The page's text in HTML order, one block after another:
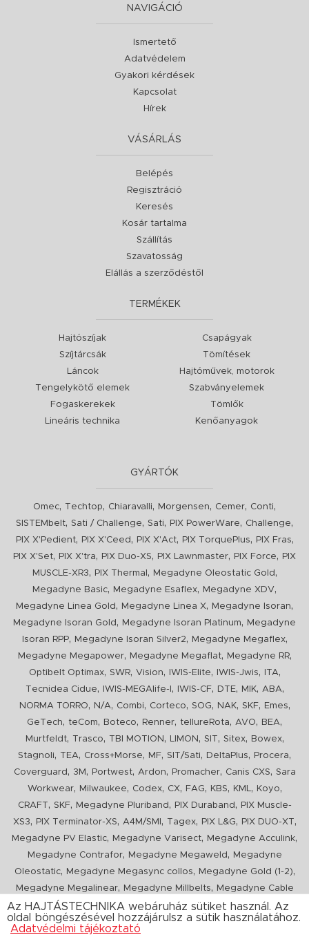
NAVIGÁCIÓ
Ismertető
Adatvédelem
Gyakori kérdések
Kapcsolat
Hírek
VÁSÁRLÁS
Belépés
Regisztráció
Keresés
Kosár tartalma
Szállítás
Szavatosság
Elállás a szerződéstől
TERMÉKEK
Hajtószíjak
Szíjtárcsák
Láncok
Tengelykötő elemek
Fogaskerekek
Lineáris technika
Csapágyak
Tömítések
Hajtóművek, motorok
Szabványelemek
Tömlők
Kenőanyagok
GYÁRTÓK
Omec, Techtop, Chiaravalli, Morgensen, Cemer, Conti,
SISTEMbelt, Sati / Challenge, Sati, PIX PowerWare, Challenge,
PIX X'Pedient, PIX X'Ceed , PIX X'Act, PIX TorquePlus, PIX Fras,
PIX X'Set, PIX X'tra, PIX Duo-XS, PIX Lawnmaster, PIX Force,
PIX
MUSCLE-XR3, PIX Thermal , Megadyne Oleostatic Gold ,
Megadyne Basic, Megadyne Esaflex, Megadyne XDV,
Megadyne Linea Gold , Megadyne Linea X, Megadyne Isoran,
Megadyne Isoran Gold , Megadyne Isoran Platinum,
Megadyne
Isoran RPP, Megadyne Isoran Silver2, Megadyne Megaflex,
Megadyne Megapower, Megadyne Megaflat, Megadyne RR,
Optibelt Optimax, SWR, Vision, IWIS-Elite, IWIS-Jwis, ITA,
Tecnidea Cidue, IWIS-MEGAlife-I , IWIS-CF, DTE, MIK, ABA,
NORMA TORRO, N/A, Combi, Corteco, SOG, NAK, SKF, Emes,
GeTech, teCom, Boteco, Renner, tellureRota, AVO, BEA,
Murtfeldt, Trasco, TBI MOTION , LIMON , SIT, Sitex, Bowex,
Stagnoli, TEA, Cross+Morse, MF, SIT/Sati, DeltaPlus, Procera,
Coverguard , 3M , Portwest, Ardon, Promacher, Canis CXS, Sara
Workwear, Milwaukee, Codex, CX, FAG, KBS, KML, Koyo,
CRAFT, SKF, Megadyne Pluriband , PIX Duraband ,
PIX Muscle-
XS3, PIX Terminator-XS, A4M/SMI , Tagex, PIX L&G, PIX DUO-XT,
Megadyne PV Elastic, Megadyne Varisect, Megadyne Acculink,
Megadyne Contrafor, Megadyne Megaweld ,
Megadyne
Oleostatic, Megadyne Megasync collos, Megadyne Gold (1-2),
Megadyne Megalinear, Megadyne Millbelts,
Megadyne Cable
Pull, PIX X'Ceed,Megadyne Pull Down, Optibelt VB,Mitsuboshi
ConCar,Megadyne Megarib ,PIX HARVESTER,Urgent
Az HAJTÁSTECHNIKA webáruház sütiket használ. Az
oldal böngészésével hozzájárulsz a sütik használatához.
Adatvédelmi tájékoztató